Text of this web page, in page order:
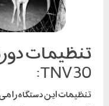
تنظیمات
TNV30:
تنظیمات این دستگاه را